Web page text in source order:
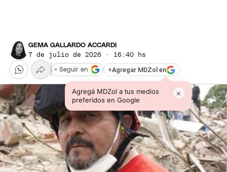
GEMA GALLARDO ACCARDI
7 de julio de 2026 · 16:40 hs
+Agregar MDZol en
Agregá MDZol a tus medios
preferidos en Google
×
+ Seguir en